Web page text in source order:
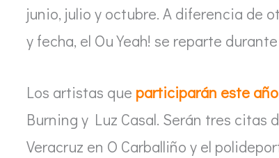
junio, julio y octubre. A diferencia de
y fecha, el Ou Yeah! se reparte
Los artistas que participarán este
Burning y Luz Casal. Serán tres
Veracruz en O Carballiño y el